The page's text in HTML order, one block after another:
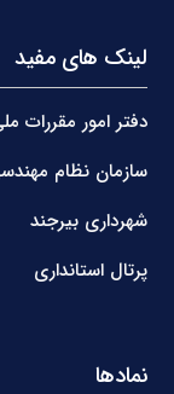
لینک های مفید
دفتر امور مقررات
سازمان نظام
شهرداری بیرجند
پرتال استانداری
نمادها